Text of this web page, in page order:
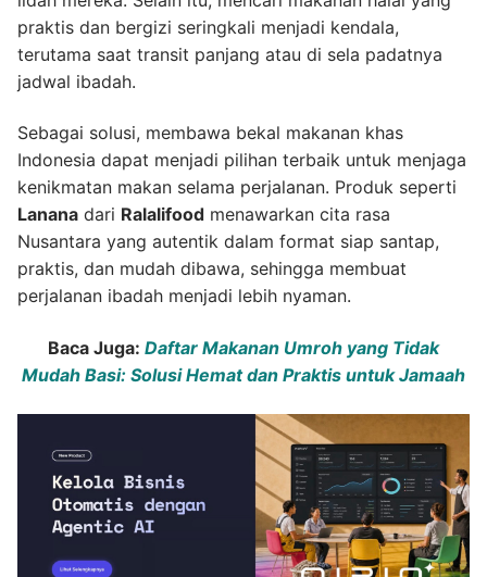
praktis dan bergizi seringkali menjadi kendala,
terutama saat transit panjang atau di sela padatnya
jadwal ibadah.
Sebagai solusi, membawa bekal makanan khas
Indonesia dapat menjadi pilihan terbaik untuk menjaga
kenikmatan makan selama perjalanan. Produk seperti
Lanana dari Ralalifood menawarkan cita rasa
Nusantara yang autentik dalam format siap santap,
praktis, dan mudah dibawa, sehingga membuat
perjalanan ibadah menjadi lebih nyaman.
Baca Juga: Daftar Makanan Umroh yang Tidak
Mudah Basi: Solusi Hemat dan Praktis untuk Jamaah